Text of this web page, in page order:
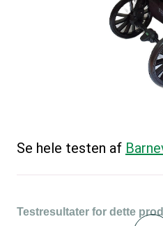
Se hele testen af
Testresultater for dette